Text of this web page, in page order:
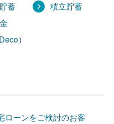
蓄
積立貯蓄
）
ローンをご検討のお客